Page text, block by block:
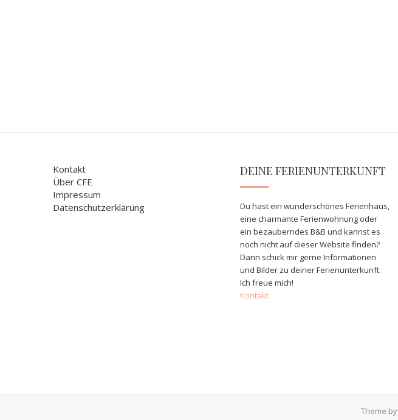
Kontakt
Über CFE
Impressum
Datenschutzerklärung
DEINE FERIENUNTERKUNFT
Du hast ein wunderschönes Ferienhaus,
eine charmante Ferienwohnung oder
ein bezauberndes B&B und kannst es
noch nicht auf dieser Website finden?
Dann schick mir gerne Informationen
und Bilder zu deiner Ferienunterkunft.
Ich freue mich!
Kontakt
Theme by